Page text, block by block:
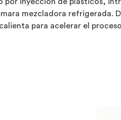
mezcladora refrigerada.
para acelerar el